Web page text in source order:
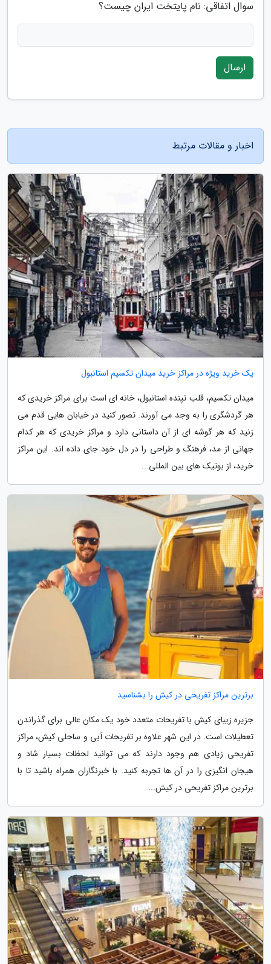
سوال اتفاقی: نام پایتخت ایران چیست؟
ارسال
اخبار و مقالات مرتبط
یک خرید ویژه در مراکز خرید میدان تکسیم استانبول
میدان تکسیم، قلب تپنده استانبول، خانه ای است برای مراکز خریدی که
هر گردشگری را به وجد می آورند. تصور کنید در خیابان هایی قدم می
زنید که هر گوشه ای از آن داستانی دارد و مراکز خریدی که هر کدام
جهانی از مد، فرهنگ و طراحی را در دل خود جای داده اند. این مراکز
خرید، از بوتیک های بین المللی...
برترین مراکز تفریحی در کیش را بشناسید
جزیره زیبای کیش با تفریحات متعدد خود یک مکان عالی برای گذراندن
تعطیلات است. در این شهر علاوه بر تفریحات آبی و ساحلی کیش، مراکز
تفریحی زیادی هم وجود دارند که می توانید لحظات بسیار شاد و
هیجان انگیزی را در آن ها تجربه کنید. با خبرنگاران همراه باشید تا با
برترین مراکز تفریحی در کیش...